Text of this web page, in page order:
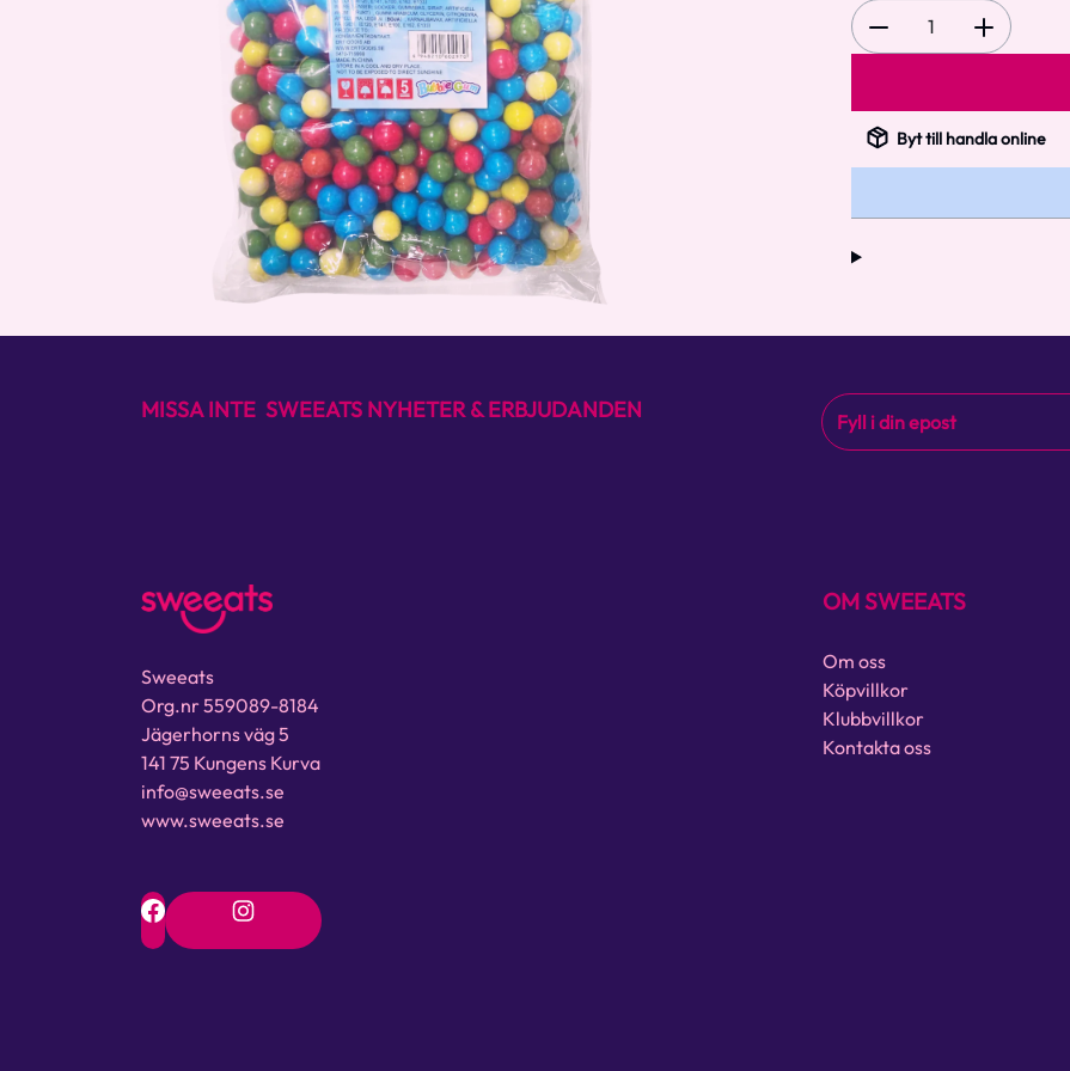
1
Byt till handla online
MISSA INTE SWEEATS NYHETER & ERBJUDANDEN
Sweeats
Org.nr 559089-8184
Jägerhorns väg 5
141 75 Kungens Kurva
info@sweeats.se
www.sweeats.se
OM SWEEATS
Om oss
Köpvillkor
Klubbvillkor
Kontakta oss